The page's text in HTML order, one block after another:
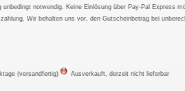
notwendig. Keine Einlösung über Pay-Pal Express
Wir behalten uns vor, den Gutscheinbetrag bei
(versandfertig) Ausverkauft, derzeit nicht lieferbar